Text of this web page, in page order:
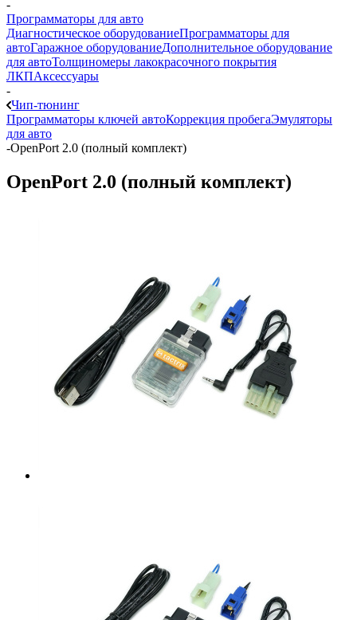
-
Программаторы для авто
Диагностическое оборудованиеПрограмматоры для
автоГаражное оборудованиеДополнительное оборудование
для автоТолщиномеры лакокрасочного покрытия
ЛКПАксессуары
-
Чип-тюнинг
Программаторы ключей автоКоррекция пробегаЭмуляторы
для авто
-OpenPort 2.0 (полный комплект)
OpenPort 2.0 (полный комплект)